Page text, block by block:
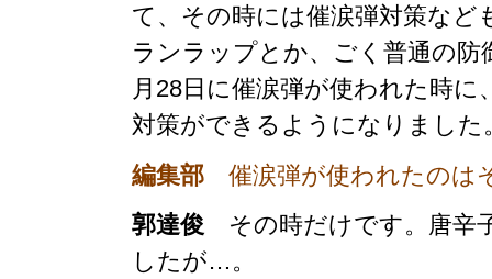
て、その時には催涙弾対策な
ランラップとか、ごく普通の
月28日に催涙弾が使われた時
対策ができるようになりました
編集部 催涙弾が使われたのは
郭達俊 その時だけです。唐辛
したが…。